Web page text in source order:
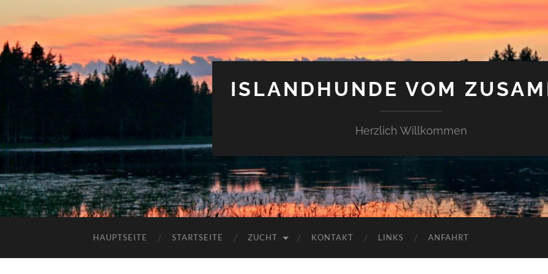
ISLANDHUNDE VOM
Herzlich Willkommen
HAUPTSEITE STARTSEITE ZUCHT KONTAKT LINKS ANFAHRT